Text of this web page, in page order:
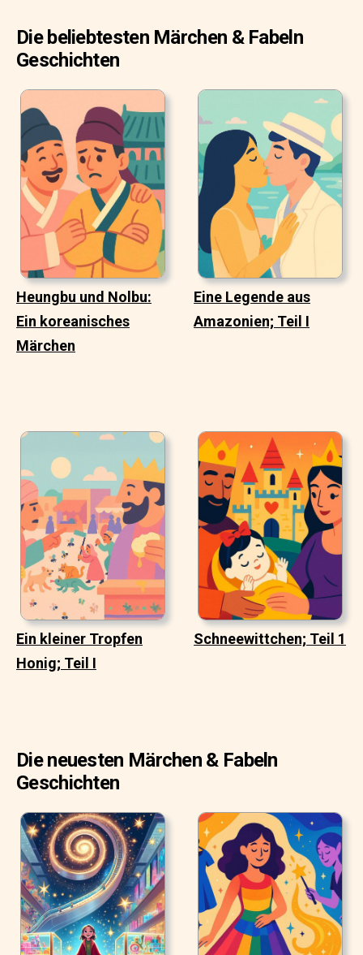
Die beliebtesten Märchen & Fabeln
Geschichten
Heungbu und Nolbu:
Ein koreanisches
Märchen
Eine Legende aus
Amazonien; Teil I
Ein kleiner Tropfen
Honig; Teil I
Schneewittchen; Teil 1
Die neuesten Märchen & Fabeln
Geschichten